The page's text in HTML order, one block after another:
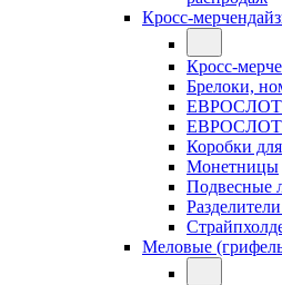
Кросс-
Кросс-
Брелоки,
Коробки
Монетницы
Подвесные
Меловые